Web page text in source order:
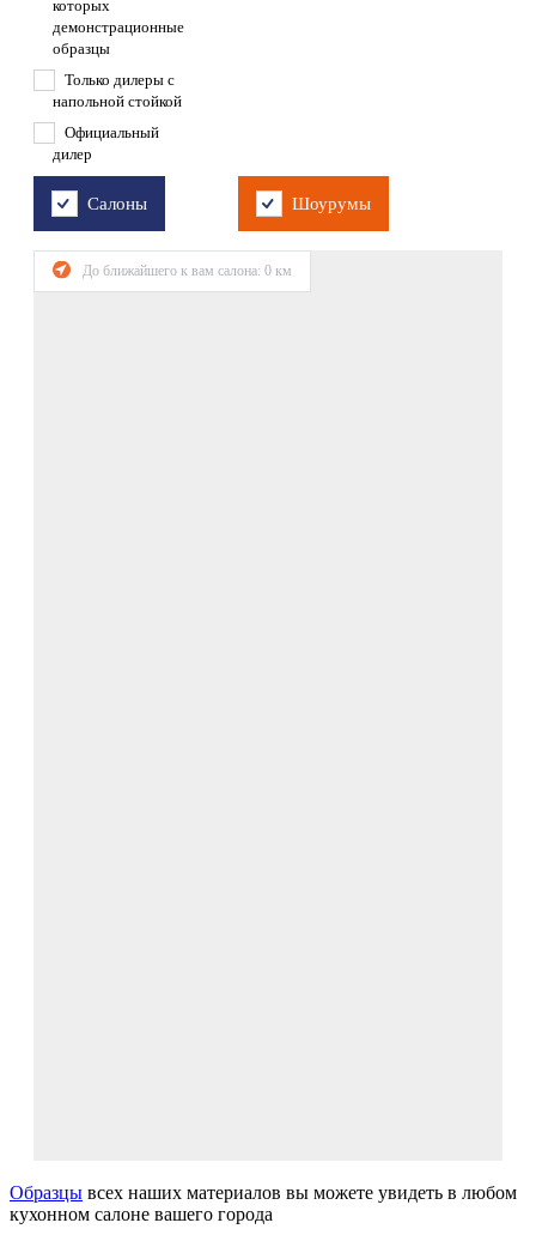
которых
демонстрационные
образцы
Только дилеры с
напольной стойкой
Официальный
дилер
Салоны Шоурумы
До ближайшего к вам салона: 0 км
Образцы всех наших материалов вы можете увидеть в любом
кухонном салоне вашего города